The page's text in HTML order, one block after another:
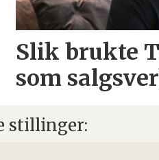
Slik brukte
som
stillinger: